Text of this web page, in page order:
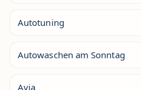
Autotuning
Autowaschen am Sonntag
Avia